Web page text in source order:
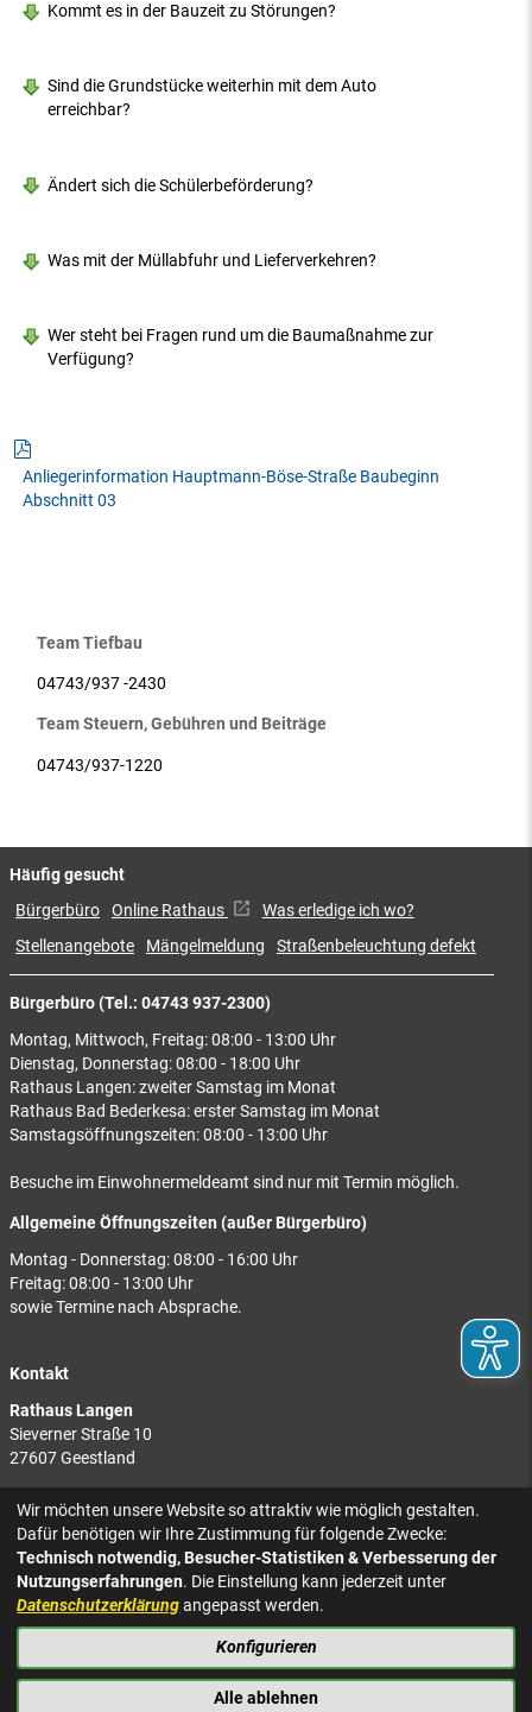
Kommt es in der Bauzeit zu Störungen?
Sind die Grundstücke weiterhin mit dem Auto
erreichbar?
Ändert sich die Schülerbeförderung?
Was mit der Müllabfuhr und Lieferverkehren?
Wer steht bei Fragen rund um die Baumaßnahme zur
Verfügung?
Anliegerinformation Hauptmann-Böse-Straße Baubeginn
Abschnitt 03
Team Tiefbau
04743/937 -2430
Team Steuern, Gebühren und Beiträge
04743/937-1220
Bürgerbüro (Tel.: 04743 937-2300)
Montag, Mittwoch, Freitag: 08:00 - 13:00 Uhr
Dienstag, Donnerstag: 08:00 - 18:00 Uhr
Rathaus Langen: zweiter Samstag im Monat
Rathaus Bad Bederkesa: erster Samstag im Monat
Samstagsöffnungszeiten: 08:00 - 13:00 Uhr
Besuche im Einwohnermeldeamt sind nur mit Termin möglich.
Allgemeine Öffnungszeiten (außer Bürgerbüro)
Montag - Donnerstag: 08:00 - 16:00 Uhr
Freitag: 08:00 - 13:00 Uhr
sowie Termine nach Absprache.
Kontakt
Rathaus Langen
Sieverner Straße 10
27607 Geestland
Rathaus Bad Bederkesa
Am Markt 8
27624 Geestland
Tel.: 04743 937-2300
Häufig gesucht
Bürgerbüro Online Rathaus
Was erledige ich wo?
Stellenangebote
Mängelmeldung Straßenbeleuchtung defekt
KONTAKT
IMPRESSUM
NACH OBEN
Wir möchten unsere Website so attraktiv wie möglich gestalten.
Dafür benötigen wir Ihre Zustimmung für folgende Zwecke:
Technisch notwendig, Besucher-Statistiken & Verbesserung der
Nutzungserfahrungen. Die Einstellung kann jederzeit unter
Datenschutzerklärungangepasst werden.
Konfigurieren
Alle ablehnen